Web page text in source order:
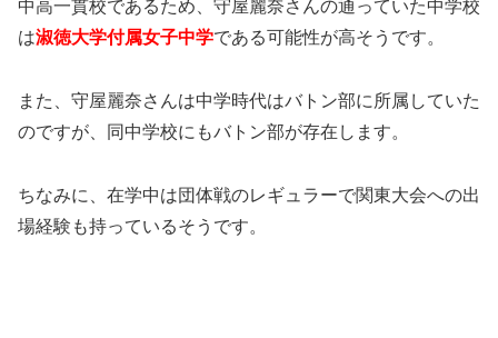
中高一貫校であるため、守屋麗奈さんの通っていた中学校
は淑徳大学付属女子中学である可能性が高そうです。
また、守屋麗奈さんは中学時代はバトン部に所属していた
のですが、同中学校にもバトン部が存在します。
ちなみに、在学中は団体戦のレギュラーで関東大会への出
場経験も持っているそうです。